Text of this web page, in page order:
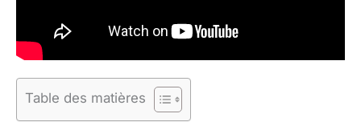
Table des matières